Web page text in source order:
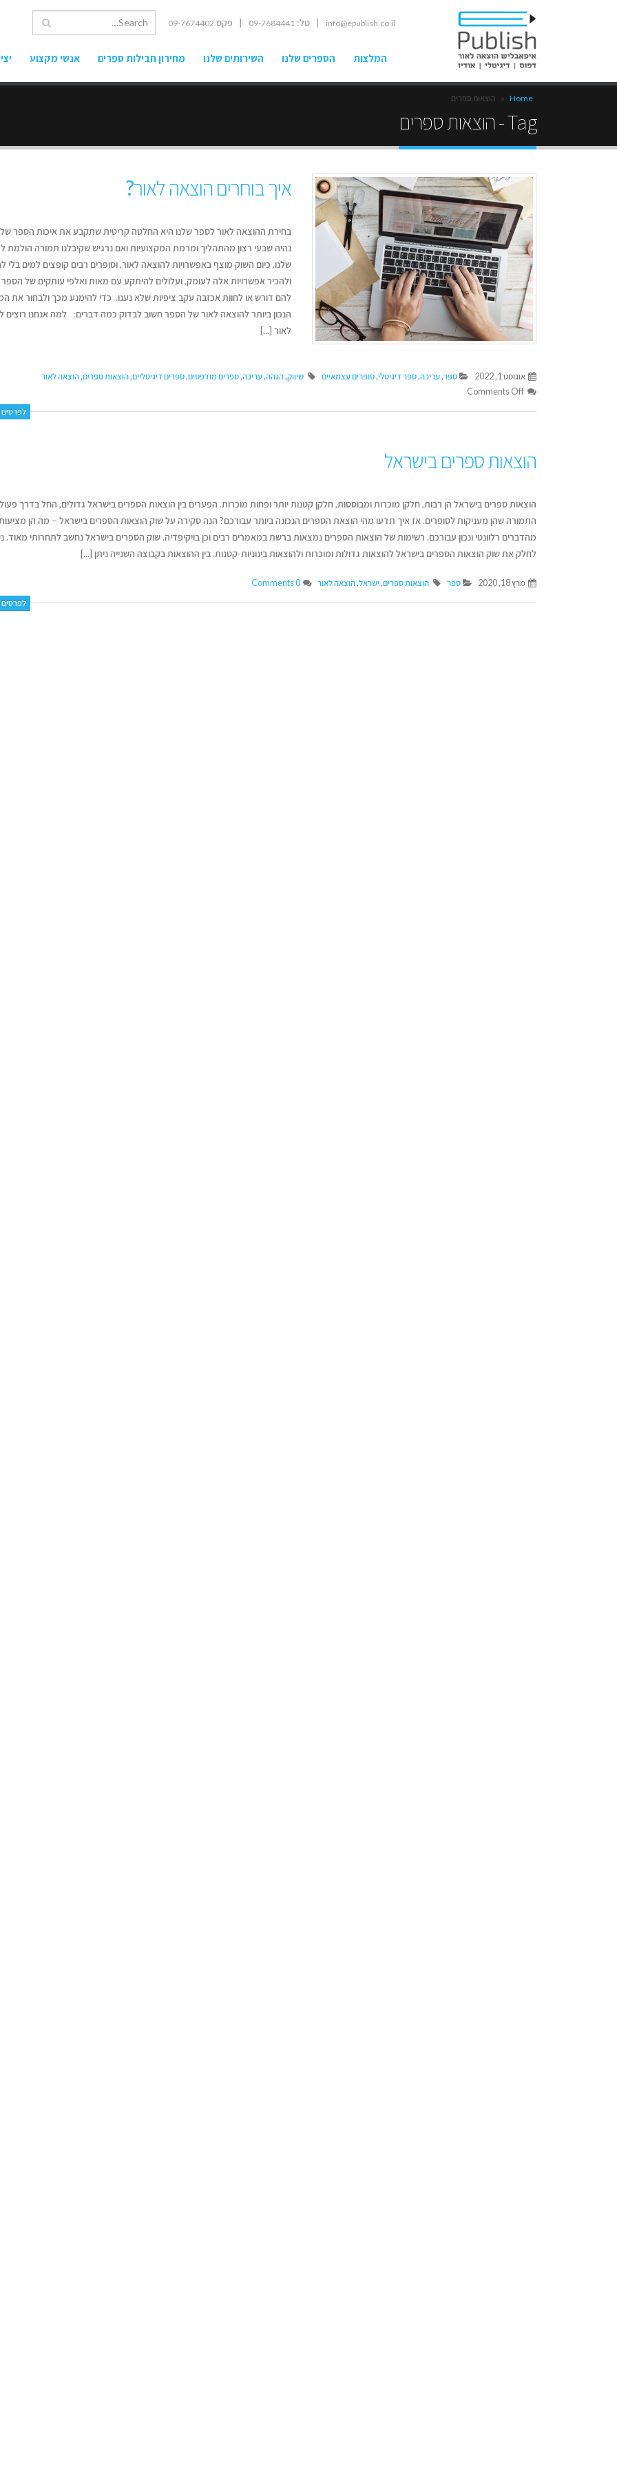
info@epublish.co.il | טל: 09-7684441 | פקס 09-7674402
המלצות הספרים שלנו השירותים שלנו מחירון חבילות ספרים אנשי מקצוע
Home
» הוצאות ספרים
Tag - הוצאות ספרים
איך בוחרים הוצאה לאור?
בחירת ההוצאה לאור לספר שלנו היא החלטה קריטית שתקבע את איכות הספר
נהיה שבעי רצון מהתהליך ומרמת המקצועיות ואם נרגיש שקיבלנו תמורה
שלנו. כיום השוק מוצף באפשרויות להוצאה לאור, וסופרים רבים קופצים למים בלי
ולהכיר אפשרויות אלה לעומק, ועלולים להיתקע עם מאות ואלפי עותקים של הספר
להם דורש או לחוות אכזבה עקב ציפיות שלא נענו. כדי להימנע מכך ולבחור את
הנכון ביותר להוצאה לאור של הספר חשוב לבדוק כמה דברים: למה אנחנו רוצים
לאור [...]
אוגוסט 1, 2022 ספר,עריכה,ספר דיגיטלי,סופרים עצמאיים שיווק,הגהה,עריכה,ספרים מודפסים,ספרים דיגיטליים,הוצאות ספרים,הוצאה לאור
Comments Off
לפרטים
הוצאות ספרים בישראל
הוצאות ספרים בישראל הן רבות, חלקן מוכרות ומבוססות, חלקן קטנות יותר ופחות מוכרות. הפערים בין הוצאות הספרים בישראל גדולים, החל בדרך
התמורה שהן מעניקות לסופרים. אז איך תדעו מהי הוצאת הספרים הנכונה ביותר עבורכם? הנה סקירה על שוק הוצאות הספרים בישראל – מה הן
מהדברים רלוונטי ונכון עבורכם. רשימות של הוצאות הספרים נמצאות ברשת במאמרים רבים וכן בויקיפדיה. שוק הספרים בישראל נחשב לתחרותי מאוד.
לחלק את שוק הוצאות הספרים בישראל להוצאות גדולות ומוכרות ולהוצאות בינוניות-קטנות. בין ההוצאות בקבוצה השנייה ניתן [...]
מרץ 18, 2020 ספר הוצאות ספרים,ישראל,הוצאה לאור
0 Comments
לפרטים
לשיטה ליצירת זוגיות מאושרת
כשמשתמשים בבינה